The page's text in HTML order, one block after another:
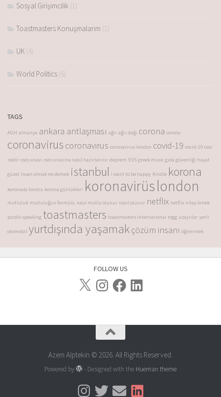
Sosyal Girişimcilik (1)
Toastmasters Konuşmalarım (1)
UK (4)
World Politics (6)
TAGS
AGH almanya ankara antlaşması ağrı ağrı dağı corona corona
coronavirus coronavirus coronavirus london covid-19 covid-19 cscs
nedir cscs sınavı cscs sınavına nasıl hazırlanılır deprem EVS greek music gıda güvenliği hayat
güzel insan olmak ne demek istanbul i want to be happy Kindle korona
koronada londra korona günlükleri koronavirüslondon
mutluluk mutluluğun formülü nasıl mutlu olunur nasıl olunur netflix netflix nilay örnek
public speaking toastmasters toastmasters international togg uzaylılar yerli
otomobil yurtdışında yaşamakçözüm insanı öğrenmek
FOLLOW US
Azem Alptekin © 2026. All Rights Reserved.
Powered by - Designed with the Hueman theme